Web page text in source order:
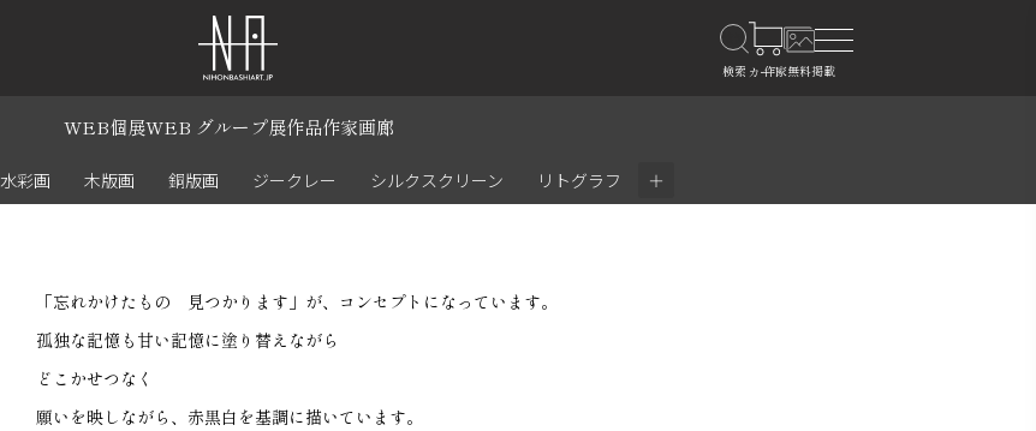
WEB個展WEB グループ展作品作家画廊
水彩画 木版画 銅版画 ジークレー シルクスクリーン リトグラフ ＋
「忘れかけたもの 見つかります」が、コンセプトになっています。
孤独な記憶も甘い記憶に塗り替えながら
どこかせつなく
願いを映しながら、赤黒白を基調に描いています。